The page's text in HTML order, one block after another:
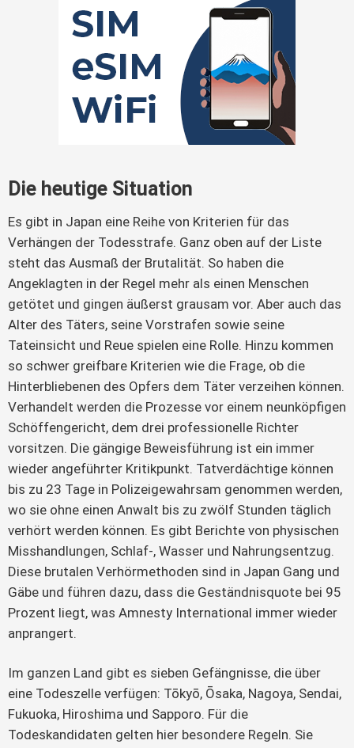
Die heutige Situation
Es gibt in Japan eine Reihe von Kriterien für das
Verhängen der Todesstrafe. Ganz oben auf der Liste
steht das Ausmaß der Brutalität. So haben die
Angeklagten in der Regel mehr als einen Menschen
getötet und gingen äußerst grausam vor. Aber auch das
Alter des Täters, seine Vorstrafen sowie seine
Tateinsicht und Reue spielen eine Rolle. Hinzu kommen
so schwer greifbare Kriterien wie die Frage, ob die
Hinterbliebenen des Opfers dem Täter verzeihen können.
Verhandelt werden die Prozesse vor einem neunköpfigen
Schöffengericht, dem drei professionelle Richter
vorsitzen. Die gängige Beweisführung ist ein immer
wieder angeführter Kritikpunkt. Tatverdächtige können
bis zu 23 Tage in Polizeigewahrsam genommen werden,
wo sie ohne einen Anwalt bis zu zwölf Stunden täglich
verhört werden können. Es gibt Berichte von physischen
Misshandlungen, Schlaf-, Wasser und Nahrungsentzug.
Diese brutalen Verhörmethoden sind in Japan Gang und
Gäbe und führen dazu, dass die Geständnisquote bei 95
Prozent liegt, was Amnesty International immer wieder
anprangert.
Im ganzen Land gibt es sieben Gefängnisse, die über
eine Todeszelle verfügen: Tōkyō, Ōsaka, Nagoya, Sendai,
Fukuoka, Hiroshima und Sapporo. Für die
Todeskandidaten gelten hier besondere Regeln. Sie